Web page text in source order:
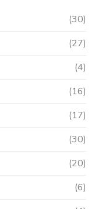
(30)
(27)
(4)
(16)
(17)
(30)
(20)
(6)